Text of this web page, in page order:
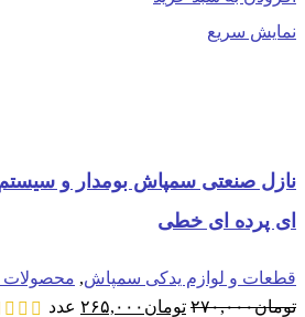
نمایش سریع
نازل صنعتی سمپاش بومدار و
ای پرده ای خطی
قطعات و لوازم یدکی سمپاش, محصولات
تومان۲۷۰,۰۰۰ قیمت
تومان ۲۶۵,۰۰۰قیمت
عدد